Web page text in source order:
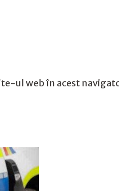
ul web în acest